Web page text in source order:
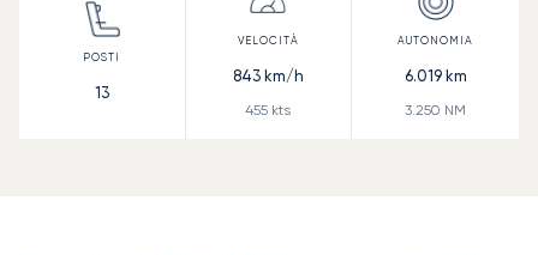
13
843km/h
455 kts
6.019km
3.250 NM